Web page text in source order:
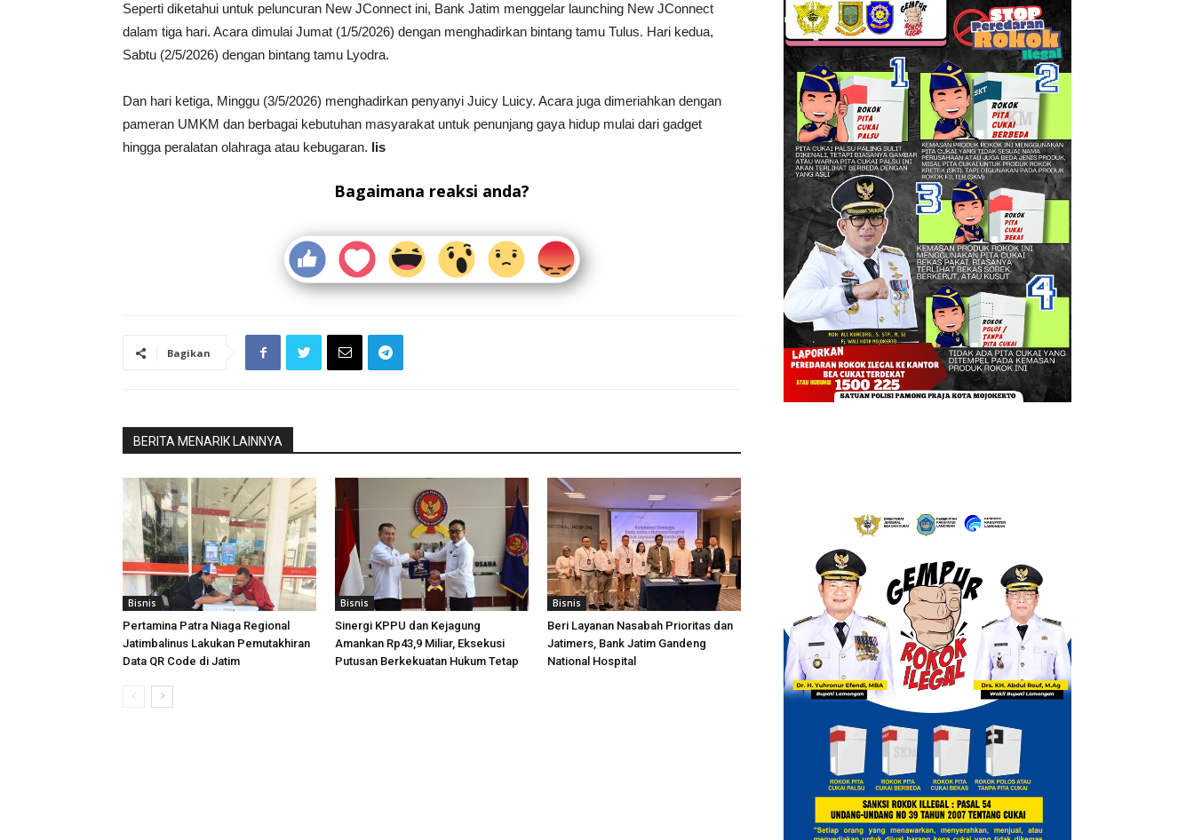
Seperti diketahui untuk peluncuran New JConnect ini, Bank Jatim menggelar launching New JConnect
dalam tiga hari. Acara dimulai Jumat (1/5/2026) dengan menghadirkan bintang tamu Tulus. Hari kedua,
Sabtu (2/5/2026) dengan bintang tamu Lyodra.
Dan hari ketiga, Minggu (3/5/2026) menghadirkan penyanyi Juicy Luicy. Acara juga dimeriahkan dengan
pameran UMKM dan berbagai kebutuhan masyarakat untuk penunjang gaya hidup mulai dari gadget
hingga peralatan olahraga atau kebugaran. lis
Bagaimana reaksi anda?
Bagikan
BERITA MENARIK LAINNYA
Bisnis
Pertamina Patra Niaga Regional
Jatimbalinus Lakukan Pemutakhiran
Data QR Code di Jatim
Bisnis
Sinergi KPPU dan Kejagung
Amankan Rp43,9 Miliar, Eksekusi
Putusan Berkekuatan Hukum Tetap
Bisnis
Beri Layanan Nasabah Prioritas dan
Jatimers, Bank Jatim Gandeng
National Hospital